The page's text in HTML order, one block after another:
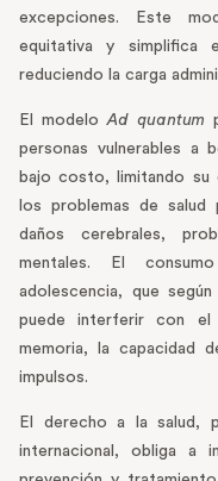
excepciones. Este
equitativa y simplifica
reduciendo la carga
El modeloAd quantum
personas vulnerables a
bajo costo, limitando su
los problemas de salud
daños cerebrales,
mentales. El
adolescencia, que
puede interferir con el
memoria, la capacidad
impulsos.
El derecho a la salud,
internacional, obliga a